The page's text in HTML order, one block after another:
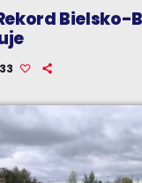
Bielsko-